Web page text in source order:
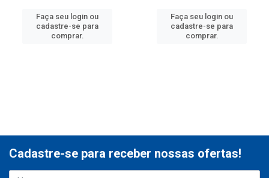
Faça seu login ou
cadastre-se para
comprar.
Faça seu login ou
cadastre-se para
comprar.
Cadastre-se para receber nossas ofertas!